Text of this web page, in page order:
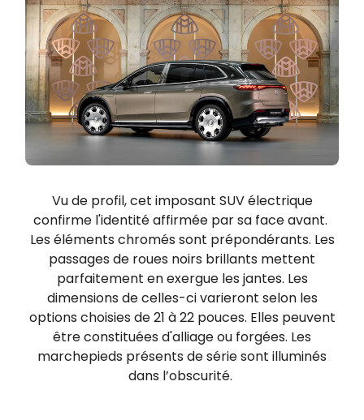
Vu de profil, cet imposant SUV électrique
confirme l'identité affirmée par sa face avant.
Les éléments chromés sont prépondérants. Les
passages de roues noirs brillants mettent
parfaitement en exergue les jantes. Les
dimensions de celles-ci varieront selon les
options choisies de 21 à 22 pouces. Elles peuvent
être constituées d'alliage ou forgées. Les
marchepieds présents de série sont illuminés
dans l’obscurité.